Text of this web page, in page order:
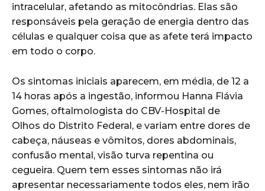
intracelular, afetando as mitocôndrias. Elas são
responsáveis pela geração de energia dentro das
células e qualquer coisa que as afete terá impacto
em todo o corpo.
Os sintomas iniciais aparecem, em média, de 12 a
14 horas após a ingestão, informou Hanna Flávia
Gomes, oftalmologista do CBV-Hospital de
Olhos do Distrito Federal, e variam entre dores de
cabeça, náuseas e vômitos, dores abdominais,
confusão mental, visão turva repentina ou
cegueira. Quem tem esses sintomas não irá
apresentar necessariamente todos eles, nem irão